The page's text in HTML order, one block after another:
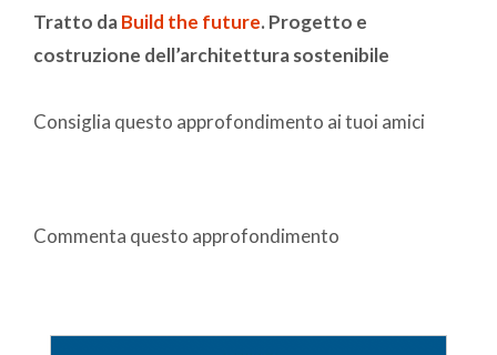
Tratto daBuild the future. Progetto e
costruzione dell’architettura sostenibile
Consiglia questo approfondimento ai tuoi amici
Commenta questo approfondimento